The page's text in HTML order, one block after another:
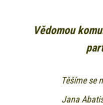
Vědomou
Těšíme se
Jana